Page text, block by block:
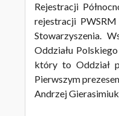
Rejestracji
rejestracji
Stowarzyszenia.
Oddziału
który to Oddział
Pierwszym
Andrzej